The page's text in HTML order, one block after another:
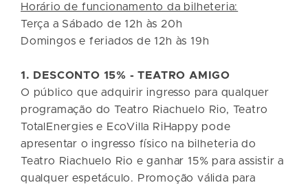
Horário de funcionamento da bilheteria:
Terça a Sábado de 12h às 20h
Domingos e feriados de 12h às 19h
1. DESCONTO 15% - TEATRO AMIGO
O público que adquirir ingresso para qualquer
programação do Teatro Riachuelo Rio, Teatro
TotalEnergies e EcoVilla RiHappy pode
apresentar o ingresso físico na bilheteria do
Teatro Riachuelo Rio e ganhar 15% para assistir a
qualquer espetáculo. Promoção válida para